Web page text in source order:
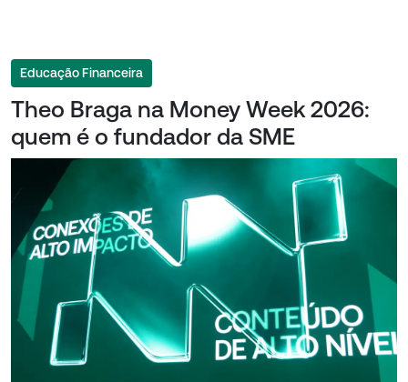
Educação Financeira
Theo Braga na Money Week 2026:
quem é o fundador da SME